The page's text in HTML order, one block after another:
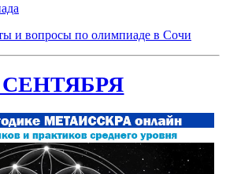
и вопросы по олимпиаде в Сочи
СЕНТЯБРЯ